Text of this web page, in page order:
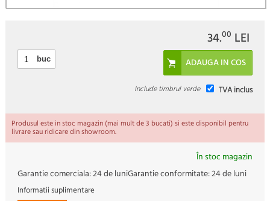
34.00 LEI
buc
TVA inclus
Include timbrul verde
Produsul este in stoc magazin (mai mult de 3 bucati) si este disponibil pentru
livrare sau ridicare din showroom.
În stoc magazin
Garantie comerciala:24 de luniGarantie conformitate:24 de luni
Informatii suplimentare